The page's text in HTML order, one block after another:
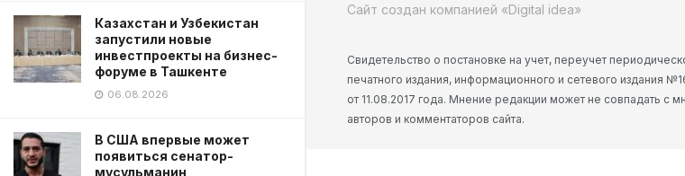
Казахстан и Узбекистан
запустили новые
инвестпроекты на бизнес-
форуме в Ташкенте
06.08.2026
В США впервые может
появиться сенатор-
мусульманин
Сайт создан компанией «Digital idea»
Свидетельство о постановке на учет, переучет
печатного издания, информационного и сетевого издания
от 11.08.2017 года. Мнение редакции может не совпадать с
авторов и комментаторов сайта.